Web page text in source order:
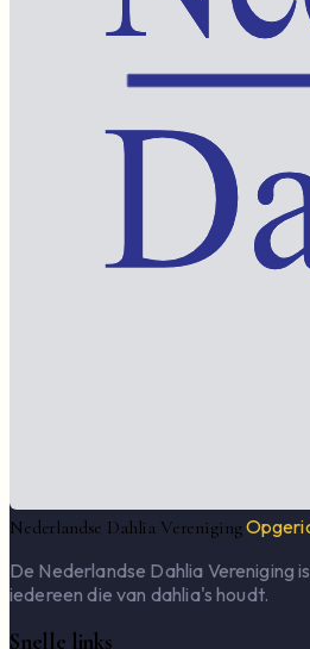
Nederlandse Dahlia Vereniging
De Nederlandse Dahlia Vereniging
iedereen die van dahlia's houdt.
Snelle links